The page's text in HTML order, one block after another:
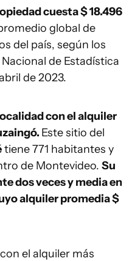
cuesta $ 18.496
global de
del país, según los
de Estadística
de 2023.
con el alquiler
Este sitio del
tiene 771 habitantes y
de Montevideo. Su
dos veces y media en
alquiler promedia $
el alquiler más